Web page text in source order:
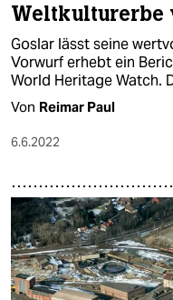
Weltkulturerbe
Goslar lässt seine
Vorwurf erhebt ein
World Heritage Watch.
Von Reimar Paul
6.6.2022